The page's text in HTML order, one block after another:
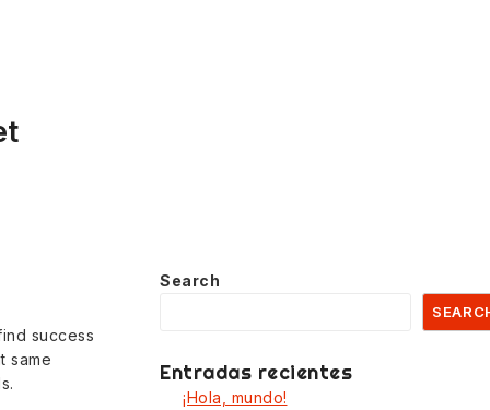
success
same
Search
Entradas recientes
¡Hola, mundo!